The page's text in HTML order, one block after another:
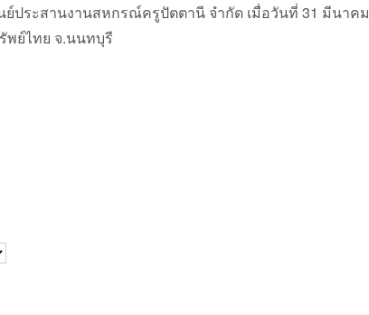
ประสานงานสหกรณ์ครูปัตตานี จำกัด เมื่อวันที่ 31 มีนาคม
ย์ไทย จ.นนทบุรี